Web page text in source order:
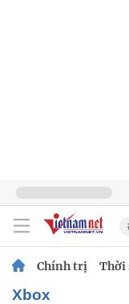
Chính trị Thời
Xbox